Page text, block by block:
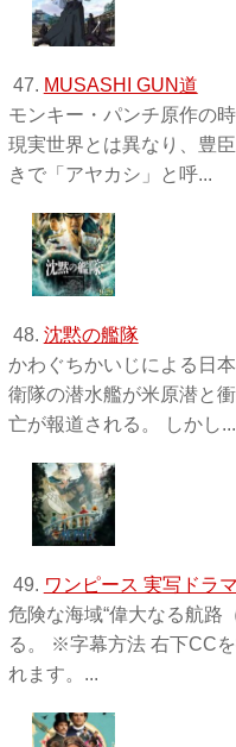
47. MUSASHI GUN道
モンキー・パンチ原作の
現実世界とは異なり、豊
きで「アヤカシ」と呼...
48. 沈黙の艦隊
かわぐちかいじによる日
衛隊の潜水艦が米原潜と
亡が報道される。 しかし...
49. ワンピース 実写ドラ
危険な海域“偉大なる航路
る。 ※字幕方法 右下CC
れます。...